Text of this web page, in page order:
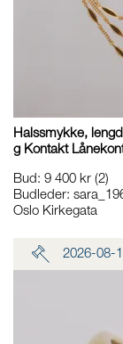
Halssmykke,
g Kontakt
Bud: 9 400 kr (2)
Budleder:
Oslo Kirkegata
2026-08-